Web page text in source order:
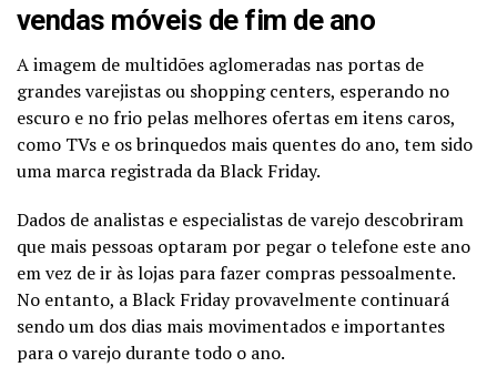
vendas móveis de fim de ano
A imagem de multidões aglomeradas nas portas de
grandes varejistas ou shopping centers, esperando no
escuro e no frio pelas melhores ofertas em itens caros,
como TVs e os brinquedos mais quentes do ano, tem sido
uma marca registrada da Black Friday.
Dados de analistas e especialistas de varejo descobriram
que mais pessoas optaram por pegar o telefone este ano
em vez de ir às lojas para fazer compras pessoalmente.
No entanto, a Black Friday provavelmente continuará
sendo um dos dias mais movimentados e importantes
para o varejo durante todo o ano.